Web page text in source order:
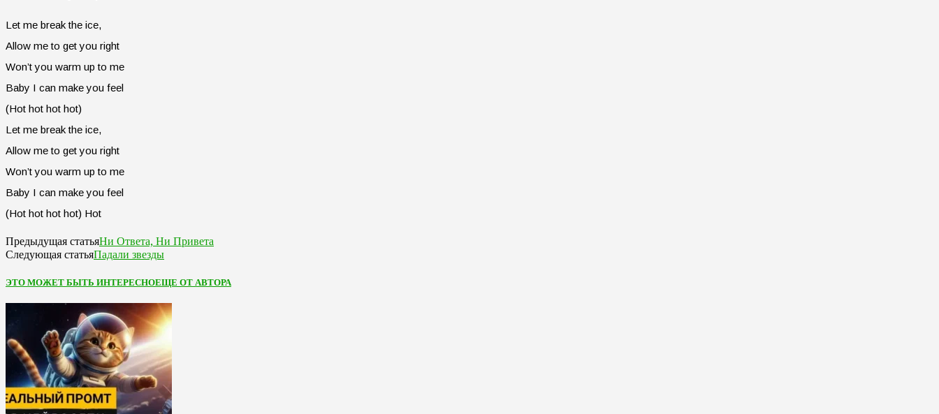
Let me break the ice,
Allow me to get you right
Won’t you warm up to me
Baby I can make you feel
(Hot hot hot hot)
Let me break the ice,
Allow me to get you right
Won’t you warm up to me
Baby I can make you feel
(Hot hot hot hot) Hot
Предыдущая статьяНи Ответа, Ни Привета
Следующая статьяПадали звезды
ЭТО МОЖЕТ БЫТЬ ИНТЕРЕСНОЕЩЕ ОТ АВТОРА